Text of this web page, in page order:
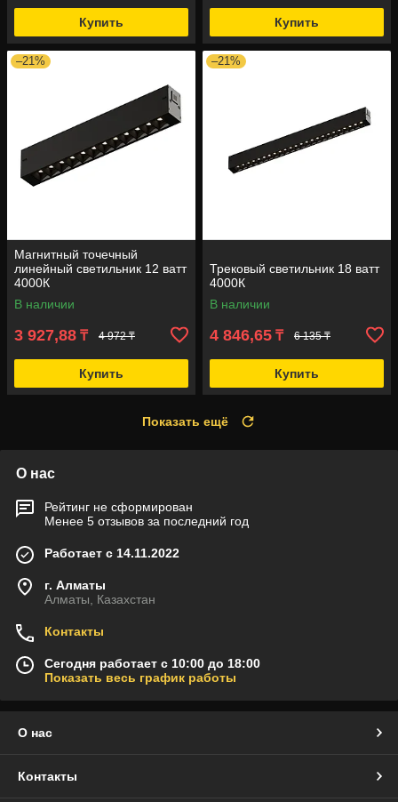
Купить Купить
–21%
Магнитный точечный
линейный светильник 12 ватт
4000К
В наличии
3 927,88 ₸ 4 972 ₸
Купить
–21%
Трековый светильник 18 ватт
4000К
В наличии
4 846,65 ₸ 6 135 ₸
Купить
Показать ещё
О нас
Рейтинг не сформирован
Менее 5 отзывов за последний год
Работает с 14.11.2022
г. Алматы
Алматы, Казахстан
Контакты
Сегодня работает с 10:00 до 18:00
Показать весь график работы
О нас
Контакты